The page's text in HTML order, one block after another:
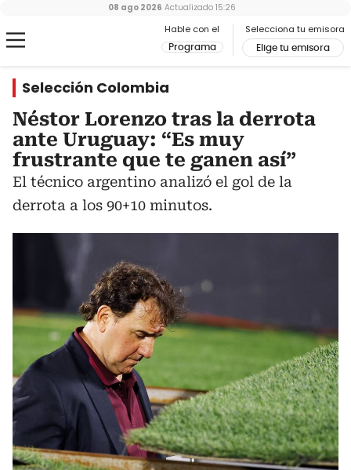
Hable con el
Programa
Selecciona tu emisora
Elige tu emisora
08 ago 2026 Actualizado 15:26
Selección Colombia
Néstor Lorenzo tras la derrota
ante Uruguay: “Es muy
frustrante que te ganen así”
El técnico argentino analizó el gol de la
derrota a los 90+10 minutos.